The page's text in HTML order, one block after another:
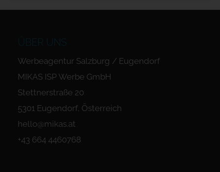
ÜBER UNS
Werbeagentur Salzburg / Eugendorf
MIKAS ISP Werbe GmbH
Stettnerstraße 20
5301 Eugendorf, Österreich
hello@mikas.at
+43 664 4460768